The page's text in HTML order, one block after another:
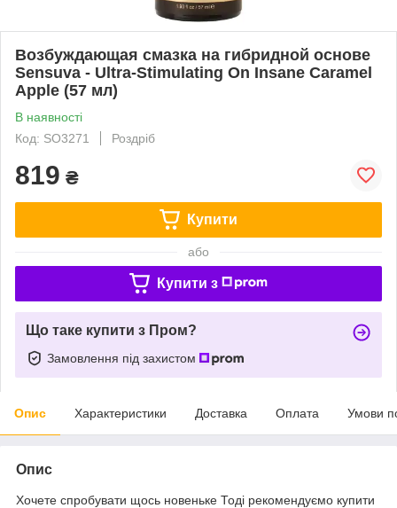
Возбуждающая смазка на гибридной основе
Sensuva - Ultra-Stimulating On Insane Caramel
Apple (57 мл)
В наявності
Код: SO3271
Роздріб
819 ₴
Купити
або
Купити з
Що таке купити з Пром?
Замовлення під захистом
Опис Характеристики Доставка Оплата Умови
Опис
Хочете спробувати щось новеньке Тоді рекомендуємо купити